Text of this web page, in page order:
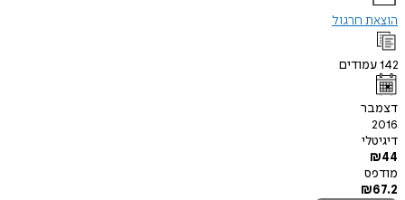
הוצאת חרגול
142עמודים
דצמבר
2016
דיגיטלי
₪44
מודפס
₪67.2